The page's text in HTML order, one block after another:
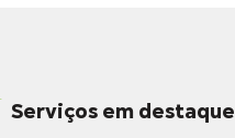
Serviços em destaque